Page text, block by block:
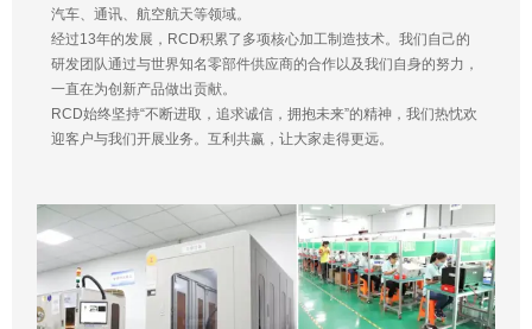
汽车、通讯、航空航天等领域。
经过13年的发展，RCD积累了多项核心加工制造技术。我们自己的
研发团队通过与世界知名零部件供应商的合作以及我们自身的努力，
一直在为创新产品做出贡献。
RCD始终坚持“不断进取，追求诚信，拥抱未来”的精神，我们热忱欢
迎客户与我们开展业务。互利共赢，让大家走得更远。